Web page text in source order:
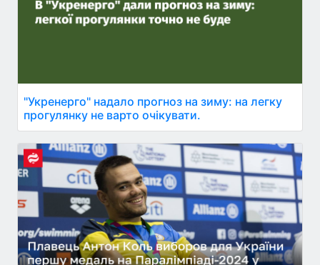
"Укренерго" надало прогноз на зиму: на легку
прогулянку не варто очікувати.